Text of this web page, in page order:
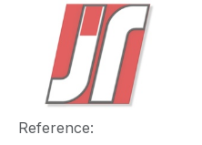
Reference: